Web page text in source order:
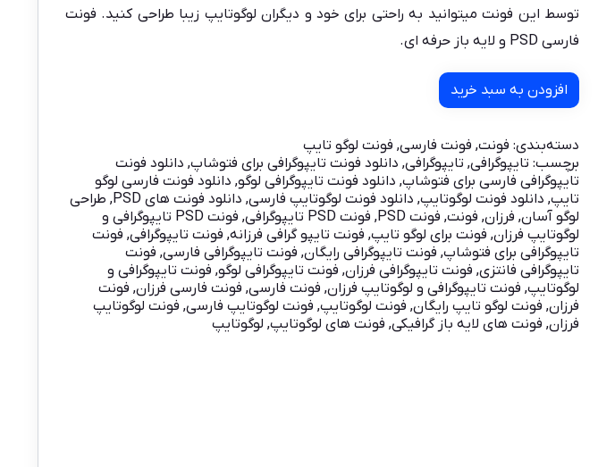
توسط این فونت میتوانید به راحتی برای خود و دیگران لوگوتایپ زیبا طراحی کنید. فونت
فارسی PSD و لایه باز حرفه ای.
افزودن به سبد خرید
دسته‌بندی: فونت, فونت فارسی, فونت لوگو تایپ
برچسب: تايپوگرافي, تایپوگرافی, دانلود فونت تایپوگرافی برای فتوشاپ, دانلود فونت
تایپوگرافی فارسی برای فتوشاپ, دانلود فونت تایپوگرافی لوگو, دانلود فونت فارسی لوگو
تایپ, دانلود فونت لوگوتایپ, دانلود فونت لوگوتایپ فارسی, دانلود فونت های PSD , طراحی
لوگو آسان, فرزان, فونت, فونت PSD , فونت PSD تایپوگرافی ,
فونت PSD تایپوگرافی و
لوگوتایپ فرزان, فونت برای لوگو تایپ, فونت تایپو گرافی فرزانه, فونت تایپوگرافی, فونت
تایپوگرافی برای فتوشاپ, فونت تایپوگرافی رایگان, فونت تایپوگرافی فارسی, فونت
تایپوگرافی فانتزی, فونت تایپوگرافی فرزان, فونت تایپوگرافی لوگو, فونت تایپوگرافی و
لوگوتایپ, فونت تایپوگرافی و لوگوتایپ فرزان, فونت فارسی, فونت فارسی فرزان, فونت
فرزان, فونت لوگو تایپ رایگان, فونت لوگوتایپ, فونت لوگوتایپ فارسی, فونت لوگوتایپ
فرزان, فونت های لایه باز گرافیکی, فونت های لوگوتایپ, لوگوتایپ